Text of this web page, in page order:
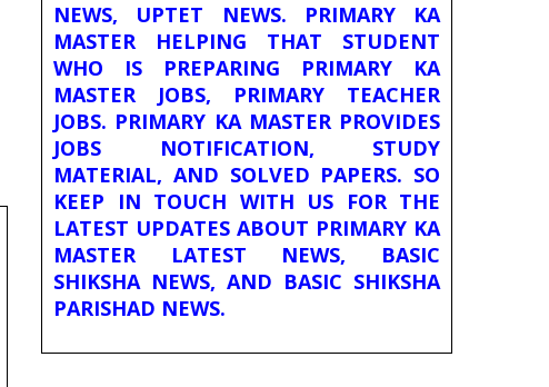
NEWS, UPTET NEWS. PRIMARY KA
MASTER HELPING THAT STUDENT
WHO IS PREPARING PRIMARY KA
MASTER JOBS, PRIMARY TEACHER
JOBS. PRIMARY KA MASTER PROVIDES
JOBS NOTIFICATION, STUDY
MATERIAL, AND SOLVED PAPERS. SO
KEEP IN TOUCH WITH US FOR THE
LATEST UPDATES ABOUT PRIMARY KA
MASTER LATEST NEWS, BASIC
SHIKSHA NEWS, AND BASIC SHIKSHA
PARISHAD NEWS.